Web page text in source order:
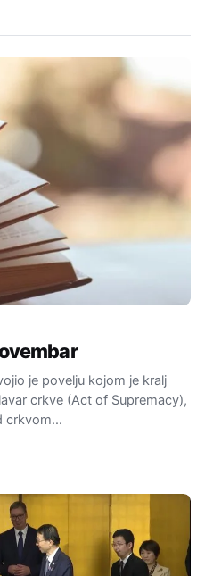
je povelju kojom je kralj
crkve (Act of Supremacy),
crkvom…